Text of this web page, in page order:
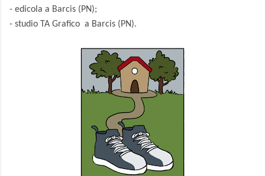
- edicola a Barcis (PN);
- studio TA Grafico a Barcis (PN).